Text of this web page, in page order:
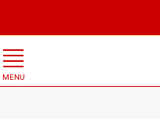
MENU
de commandes… et